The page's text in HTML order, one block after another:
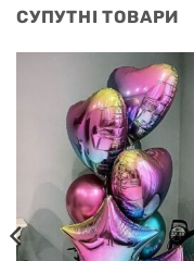
СУПУТНІ ТОВАРИ